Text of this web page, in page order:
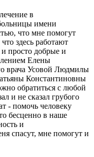
в
имени
что мне помогут
здесь работают
просто добрые и
Елены
врача Усовой Людмилы
Константиновны
обратиться с любой
и не сказал грубого
- помочь человеку
бесценно в наше
и
спасут, мне помогут и